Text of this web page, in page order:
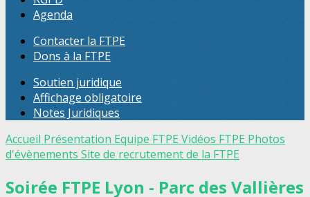
Agenda
Contacter la FTPE
Dons à la FTPE
Soutien juridique
Affichage obligatoire
Notes Juridiques
Accueil Présentation Equipe FTPE Vidéos FTPE Photos
d'évènements Site de recrutement de la FTPE
Soirée FTPE Lyon - Parc des Vallières